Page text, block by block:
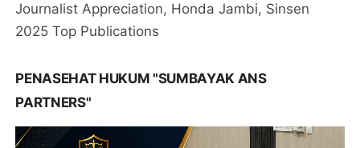
Journalist Appreciation, Honda Jambi, Sinsen
2025 Top Publications
PENASEHAT HUKUM "SUMBAYAK ANS
PARTNERS"